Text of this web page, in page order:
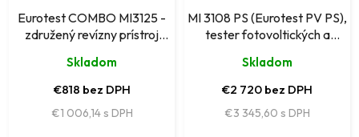
Eurotest COMBO MI3125 -
združený revízny prístroj
Skladom
€818 bez DPH
€1 006,14
MI 3108 PS (Eurotest PV PS),
tester fotovoltických a
Skladom
€2 720 bez DPH
€3 345,60